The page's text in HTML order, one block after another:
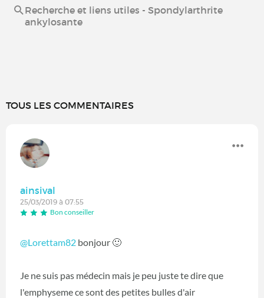
Recherche et liens utiles - Spondylarthrite
ankylosante
TOUS LES COMMENTAIRES
ainsival
25/03/2019 à 07:55
Bon conseiller
@Lorettam82 bonjour 🙂
Je ne suis pas médecin mais je peu juste te dire que
l'emphyseme ce sont des petites bulles d'air